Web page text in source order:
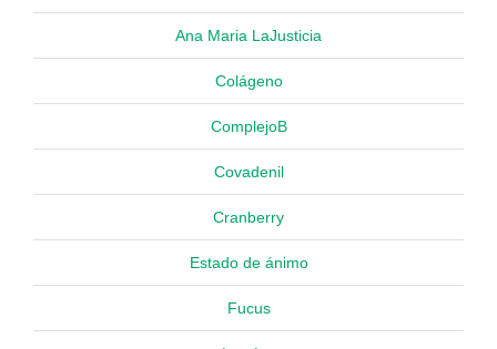
Ana Maria LaJusticia
Colágeno
ComplejoB
Covadenil
Cranberry
Estado de ánimo
Fucus